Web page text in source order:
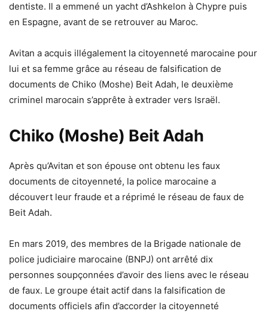
dentiste. Il a emmené un yacht d’Ashkelon à Chypre puis
en Espagne, avant de se retrouver au Maroc.
Avitan a acquis illégalement la citoyenneté marocaine pour
lui et sa femme grâce au réseau de falsification de
documents de Chiko (Moshe) Beit Adah, le deuxième
criminel marocain s’apprête à extrader vers Israël.
Chiko (Moshe) Beit Adah
Après qu’Avitan et son épouse ont obtenu les faux
documents de citoyenneté, la police marocaine a
découvert leur fraude et a réprimé le réseau de faux de
Beit Adah.
En mars 2019, des membres de la Brigade nationale de
police judiciaire marocaine (BNPJ) ont arrêté dix
personnes soupçonnées d’avoir des liens avec le réseau
de faux. Le groupe était actif dans la falsification de
documents officiels afin d’accorder la citoyenneté